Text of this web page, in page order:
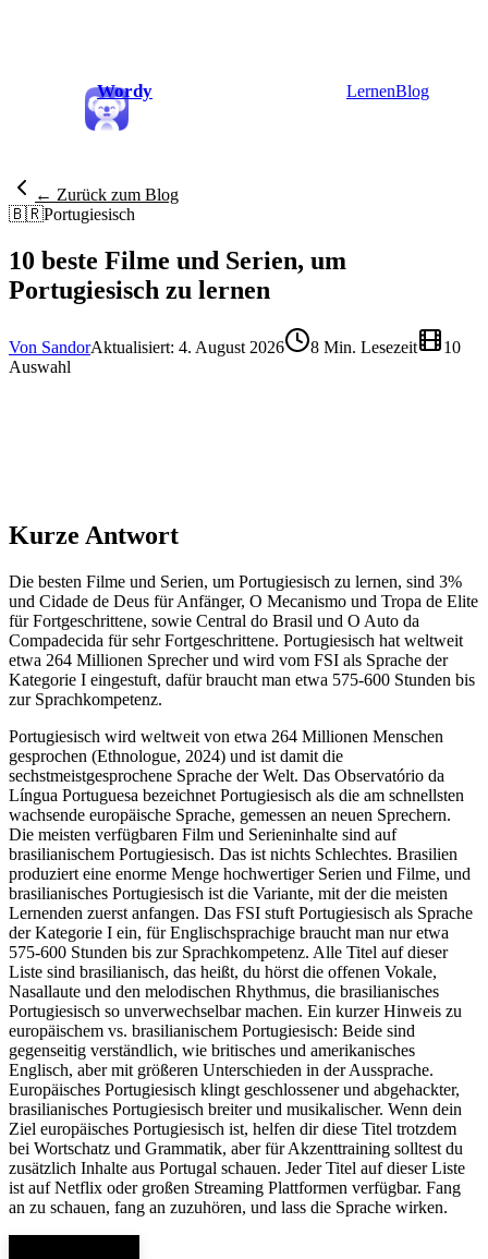
Wordy LernenBlog
← Zurück zum Blog
🇧🇷Portugiesisch
10 beste Filme und Serien, um
Portugiesisch zu lernen
Von SandorAktualisiert: 4. August 2026 8 Min. Lesezeit
10
Auswahl
Kurze Antwort
Die besten Filme und Serien, um Portugiesisch zu lernen, sind 3%
und Cidade de Deus für Anfänger, O Mecanismo und Tropa de Elite
für Fortgeschrittene, sowie Central do Brasil und O Auto da
Compadecida für sehr Fortgeschrittene. Portugiesisch hat weltweit
etwa 264 Millionen Sprecher und wird vom FSI als Sprache der
Kategorie I eingestuft, dafür braucht man etwa 575-600 Stunden bis
zur Sprachkompetenz.
Portugiesisch wird weltweit von etwa 264 Millionen Menschen
gesprochen (Ethnologue, 2024) und ist damit die
sechstmeistgesprochene Sprache der Welt. Das Observatório da
Língua Portuguesa bezeichnet Portugiesisch als die am schnellsten
wachsende europäische Sprache, gemessen an neuen Sprechern.
Die meisten verfügbaren Film und Serieninhalte sind auf
brasilianischem Portugiesisch. Das ist nichts Schlechtes. Brasilien
produziert eine enorme Menge hochwertiger Serien und Filme, und
brasilianisches Portugiesisch ist die Variante, mit der die meisten
Lernenden zuerst anfangen. Das FSI stuft Portugiesisch als Sprache
der Kategorie I ein, für Englischsprachige braucht man nur etwa
575-600 Stunden bis zur Sprachkompetenz. Alle Titel auf dieser
Liste sind brasilianisch, das heißt, du hörst die offenen Vokale,
Nasallaute und den melodischen Rhythmus, die brasilianisches
Portugiesisch so unverwechselbar machen. Ein kurzer Hinweis zu
europäischem vs. brasilianischem Portugiesisch: Beide sind
gegenseitig verständlich, wie britisches und amerikanisches
Englisch, aber mit größeren Unterschieden in der Aussprache.
Europäisches Portugiesisch klingt geschlossener und abgehackter,
brasilianisches Portugiesisch breiter und musikalischer. Wenn dein
Ziel europäisches Portugiesisch ist, helfen dir diese Titel trotzdem
bei Wortschatz und Grammatik, aber für Akzenttraining solltest du
zusätzlich Inhalte aus Portugal schauen. Jeder Titel auf dieser Liste
ist auf Netflix oder großen Streaming Plattformen verfügbar. Fang
an zu schauen, fang an zuzuhören, und lass die Sprache wirken.